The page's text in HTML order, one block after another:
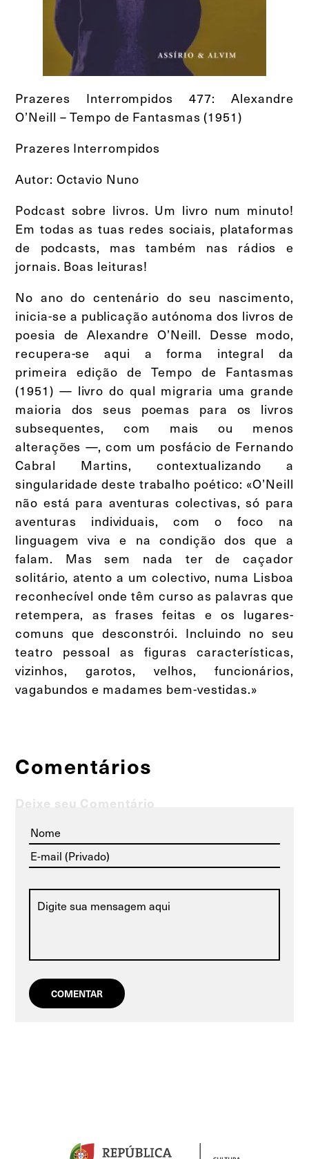
Prazeres Interrompidos 477: Alexandre
O’Neill – Tempo de Fantasmas (1951)
Prazeres Interrompidos
Autor: Octavio Nuno
Podcast sobre livros. Um livro num minuto!
Em todas as tuas redes sociais, plataformas
de podcasts, mas também nas rádios e
jornais. Boas leituras!
No ano do centenário do seu nascimento,
inicia-se a publicação autónoma dos livros de
poesia de Alexandre O’Neill. Desse modo,
recupera-se aqui a forma integral da
primeira edição de Tempo de Fantasmas
(1951) — livro do qual migraria uma grande
maioria dos seus poemas para os livros
subsequentes, com mais ou menos
alterações —, com um posfácio de Fernando
Cabral Martins, contextualizando a
singularidade deste trabalho poético: «O’Neill
não está para aventuras colectivas, só para
aventuras individuais, com o foco na
linguagem viva e na condição dos que a
falam. Mas sem nada ter de caçador
solitário, atento a um colectivo, numa Lisboa
reconhecível onde têm curso as palavras que
retempera, as frases feitas e os lugares-
comuns que desconstrói. Incluindo no seu
teatro pessoal as figuras características,
vizinhos, garotos, velhos, funcionários,
vagabundos e madames bem-vestidas.»
Comentários
Deixe seu Comentário